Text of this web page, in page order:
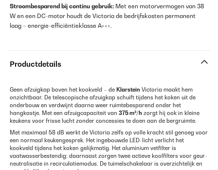
Stroombesparend bij continu gebruik: Met een motorvermogen van 38
W en een DC-motor houdt de Victoria de bedrijfskosten permanent
laag – energie-efficiëntieklasse A+++.
Productdetails
Geen afzuigkap boven het kookveld – de Klarstein Victoria maakt hem
onzichtbaar. De telescopische afzuigkap schuift tijdens het koken uit de
onderbouw en verdwijnt daarna weer ruimtebesparend onder het
hangkastje. Met een afzuigcapaciteit van 375 m³/h zorgt hij ook in kleine
keukens voor frisse lucht zonder concessies te doen aan de bergruimte.
Met maximaal 58 dB werkt de Victoria zelfs op volle kracht stil genoeg voor
een normaal keuken­gesprek. Het ingebouwde LED-licht verlicht het
kookveld tijdens het koken gelijkmatig. Het aluminium vetfilter is
vaatwasserbestendig; daarnaast zorgen twee actieve koolfilters voor geur­
neutralisatie in recirculatie­modus. De tuimelschakelaar is overzichtelijk en